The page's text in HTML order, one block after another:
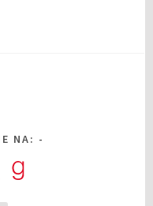
NA:
Goodreads